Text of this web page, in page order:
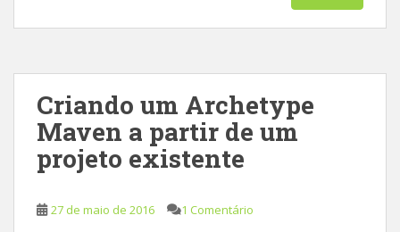
Criando um Archetype
Maven a partir de um
projeto existente
27 de maio de 2016 1 Comentário